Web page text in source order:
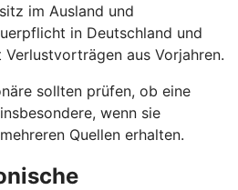
im Ausland und
in Deutschland und
aus Vorjahren.
sollten prüfen, ob eine
wenn sie
Quellen erhalten.